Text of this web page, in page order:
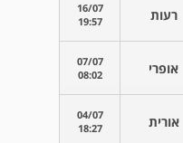
רעות
16/07
19:57
אופרי
07/07
08:02
אורית
04/07
18:27